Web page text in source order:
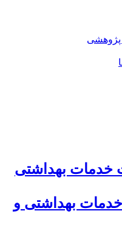
پژوهشی
بهداشتی و